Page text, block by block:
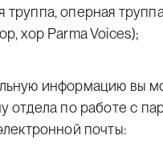
труппа, оперная
хор Parma Voices);
информацию вы
отдела по работе с
почты: